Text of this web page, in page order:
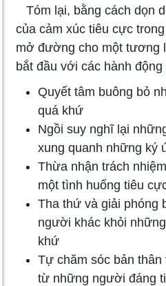
Tóm lại, bằng cách dọn
của cảm xúc tiêu cực
mở đường cho một tương
bắt đầu với các hành động
Quyết tâm buông bỏ
quá khứ
Ngồi suy nghĩ lại
xung quanh những ký
Thừa nhận trách
một tình huống tiêu
Tha thứ và giải phóng
người khác khỏi
khứ
Tự chăm sóc bản
từ những người đáng